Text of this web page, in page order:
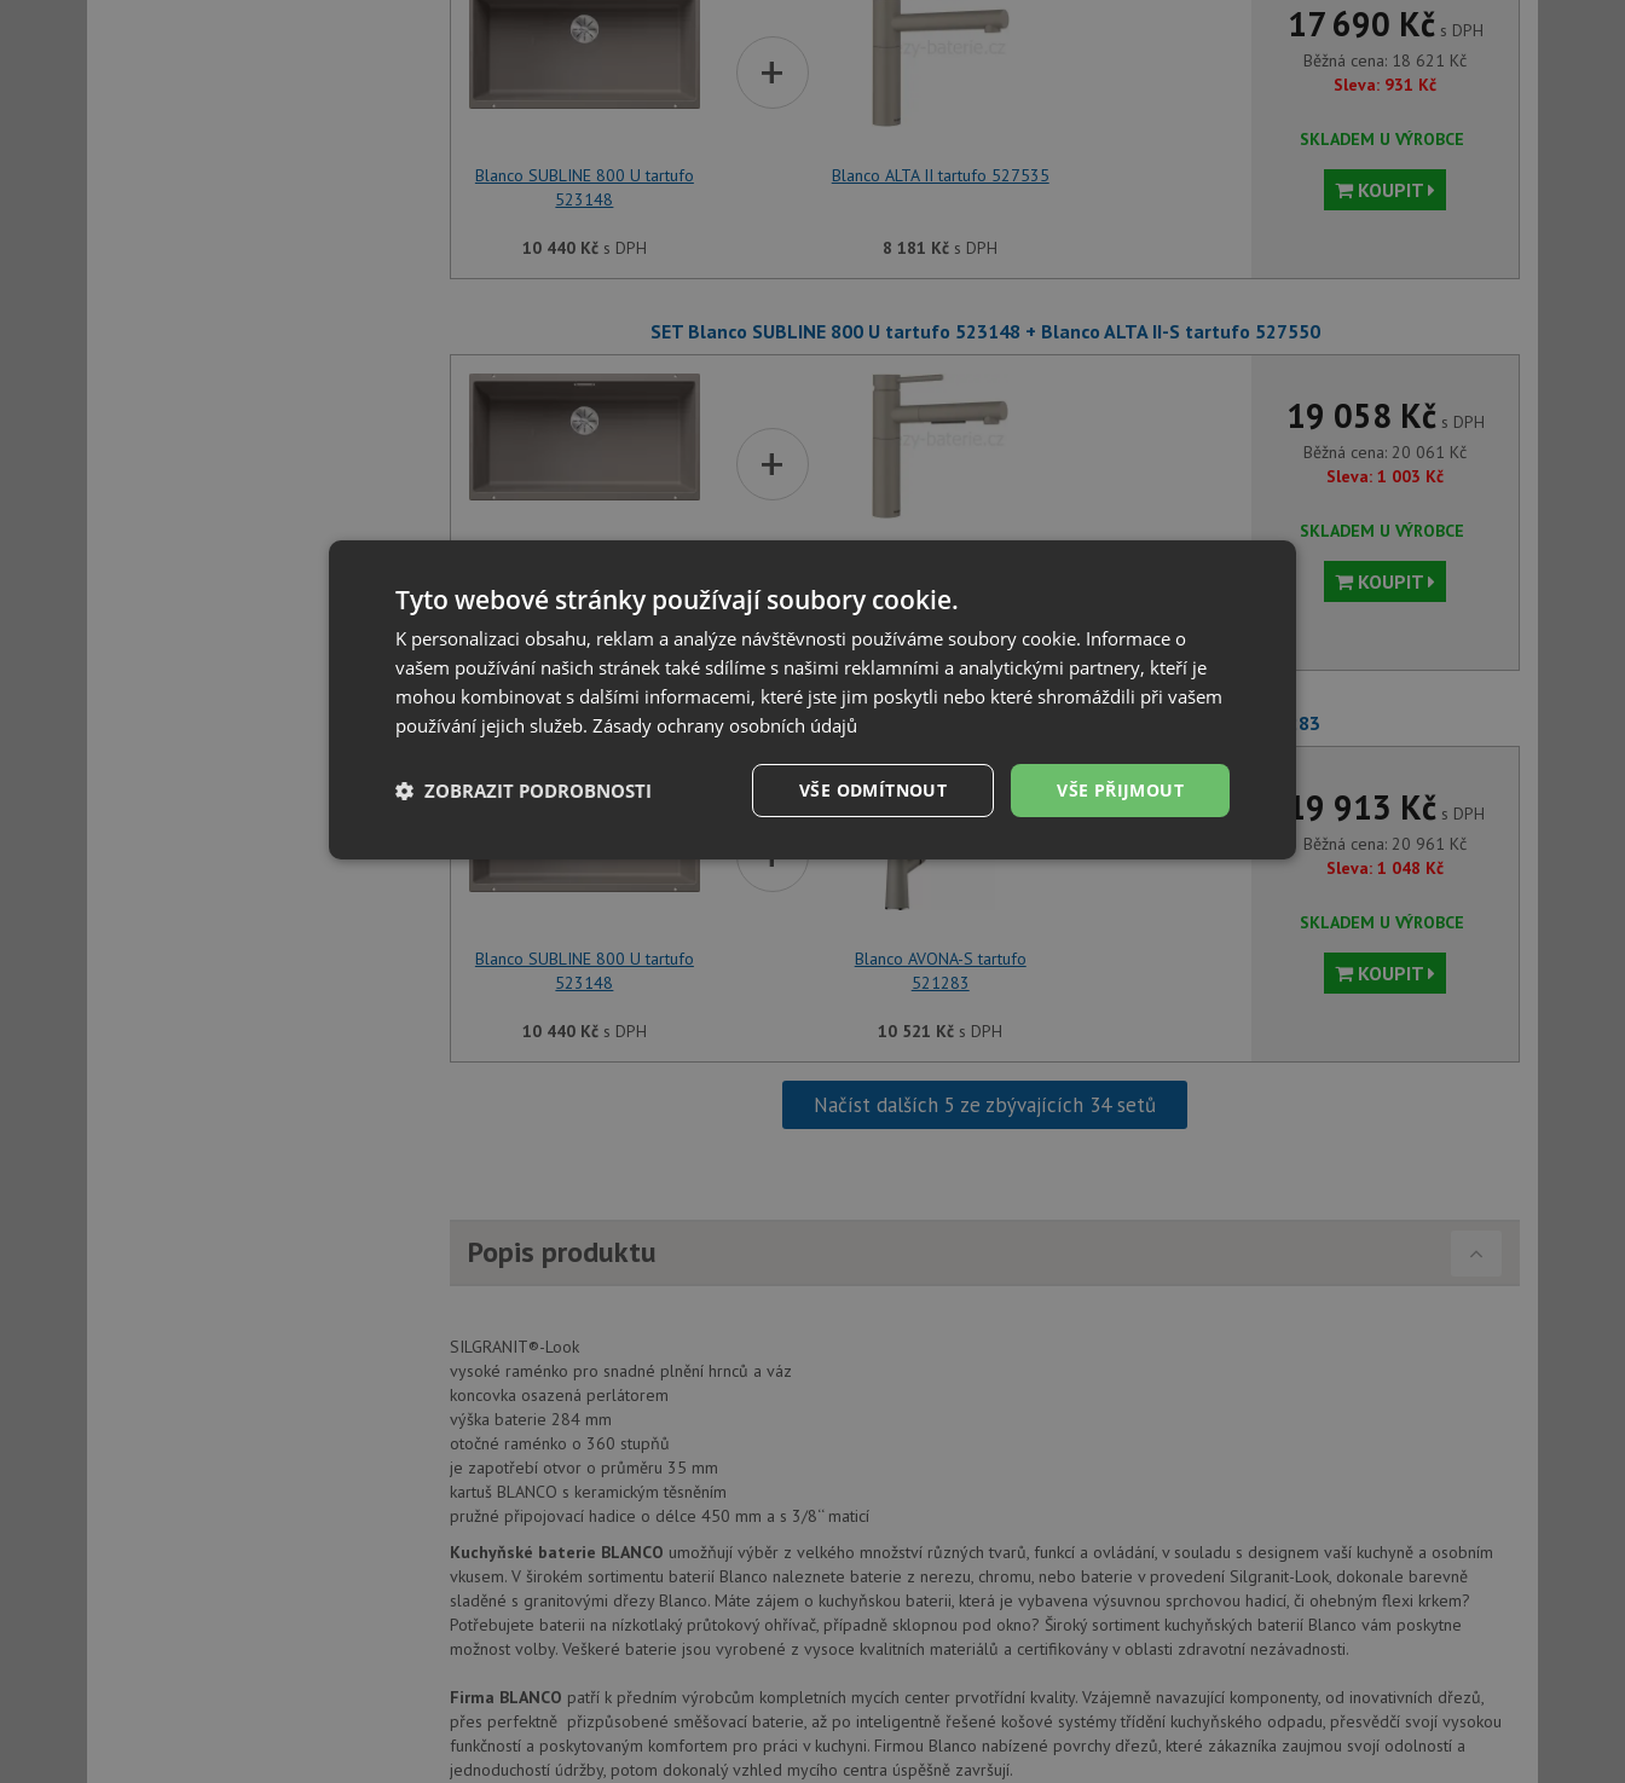
Blanco SUBLINE 800 U tartufo
523148
10 440 Kčs DPH
+
Blanco ALTA II tartufo 527535
8 181 Kč s DPH
17 690 Kčs DPH
Běžná cena: 18 621 Kč
Sleva: 931 Kč
SKLADEM U VÝROBCE
KOUPIT
SET Blanco SUBLINE 800 U tartufo 523148 + Blanco ALTA II-S tartufo 527550
523148
10 440 Kčs DPH
+
527550
9 621 Kčs DPH
19 058 Kčs DPH
Běžná cena: 20 061 Kč
Sleva: 1 003 Kč
SKLADEM U VÝROBCE
KOUPIT
SET Blanco SUBLINE 800 U tartufo 523148 + Blanco AVONA-S tartufo 521283
Blanco SUBLINE 800 U tartufo
523148
10 440 Kčs DPH
+
Blanco AVONA-S tartufo
521283
10 521 Kč s DPH
19 913 Kčs DPH
Běžná cena: 20 961 Kč
Sleva: 1 048 Kč
SKLADEM U VÝROBCE
KOUPIT
Načíst dalších 5 ze zbývajících 34 setů
Popis produktu
SILGRANIT®-Look
vysoké raménko pro snadné plnění hrnců a váz
koncovka osazená perlátorem
výška baterie 284 mm
otočné raménko o 360 stupňů
je zapotřebí otvor o průměru 35 mm
kartuš BLANCO s keramickým těsněním
pružné připojovací hadice o délce 450 mm a s 3/8‘‘ maticí
Kuchyňské baterie BLANCO umožňují výběr z velkého množství různých tvarů, funkcí a ovládání, v souladu s designem vaší kuchyně a osobním
vkusem. V širokém sortimentu baterií Blanco naleznete baterie z nerezu, chromu, nebo baterie v provedení Silgranit-Look, dokonale barevně
sladěné s granitovými dřezy Blanco. Máte zájem o kuchyňskou baterii, která je vybavena výsuvnou sprchovou hadicí, či ohebným flexi krkem?
Potřebujete baterii na nízkotlaký průtokový ohřívač, případně sklopnou pod okno? Široký sortiment kuchyňských baterií Blanco vám poskytne
možnost volby. Veškeré baterie jsou vyrobené z vysoce kvalitních materiálů a certifikovány v oblasti zdravotní nezávadnosti.
Firma BLANCO patří k předním výrobcům kompletních mycích center prvotřídní kvality. Vzájemně navazující komponenty, od inovativních dřezů,
přes perfektně přizpůsobené směšovací baterie, až po inteligentně řešené košové systémy třídění kuchyňského odpadu, přesvědčí svojí vysokou
funkčností a poskytovaným komfortem pro práci v kuchyni. Firmou Blanco nabízené povrchy dřezů, které zákazníka zaujmou svojí odolností a
jednoduchostí údržby, potom dokonalý vzhled mycího centra úspěšně završují.
Tyto webové stránky používají soubory cookie.
K personalizaci obsahu, reklam a analýze návštěvnosti používáme soubory cookie. Informace o
vašem používání našich stránek také sdílíme s našimi reklamními a analytickými partnery, kteří je
mohou kombinovat s dalšími informacemi, které jste jim poskytli nebo které shromáždili při vašem
používání jejich služeb. Zásady ochrany osobních údajů
VŠE PŘIJMOUT
VŠE ODMÍTNOUT
ZOBRAZIT PODROBNOSTI
Nezbytně nutné
soubory
Výkonové
soubory
Soubory cílení Funkční soubory
Nezařazené
Nezbytně nutné soubory cookie umožňují základní funkce webových stránek, jako je přihlášení uživatele a správa účtu. Webové
stránky nelze bez nezbytně nutných souborů cookie správně používat.
CookieScriptConsent
CookieScript
www.drezy-
blanco.cz
5 měsíců
4 týdny
AUTORIZACE
www.drezy-
blanco.cz
Poskytovatel
/Doména
Vyprší Popis
Google LLC
.drezy-
blanco.cz
1 rok
1
měsíc
Tento název souboru cookie je spojen s Google Universal Analytics - což je
významná aktualizace běžněji používané analytické služby Google. Tento soubor
cookie se používá k rozlišení jedinečných uživatelů přiřazením náhodně
vygenerovaného čísla jako identifikátoru klienta. Je součástí každého požadavku
kampaních pro analytické přehledy webů.
_ga_9T91YFLEPX
.drezy-
blanco.cz
1 rok
1
měsíc
Tento soubor cookie používá Google Analytics k zachování stavu relace.
Název
Poskytovatel/
Doména
Vyprší Popis
VISITOR_PRIVACY_METADATA
YouTube
.youtube.com
6 měsíců
Tento soubor cookie slouží k ukládání souhlasu uživatele a
volby soukromí pro jejich interakci s webem. Zaznamenává
údaje o souhlasu návštěvníka s různými zásadami ochrany
preference budou v budoucích sezeních respektovány.
__Secure-YNID
.youtube.com
6 měsíců
Google LLC
1 rok
Tento soubor cookie nastavuje společnost Doubleclick a
zásadách ochrany soukromí společnosti Google